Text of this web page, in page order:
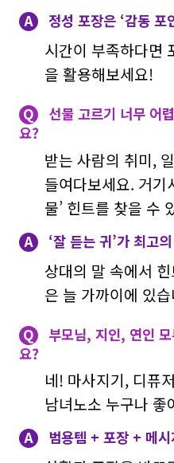
A 정성 포장은 ‘감동 포
시간이 부족하다면
을 활용해보세요!
Q
선물 고르기 너무 어
요?
받는 사람의 취미,
들여다보세요. 거기
물’ 힌트를 찾을 수
A ‘잘 듣는 귀’가 최고
상대의 말 속에서
은 늘 가까이에 있
Q
부모님, 지인, 연인
요?
네! 마사지기, 디퓨
남녀노소 누구나
A 범용템 + 포장 + 메